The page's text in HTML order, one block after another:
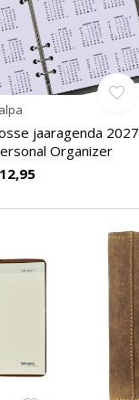
jaaragenda 2027
Organizer